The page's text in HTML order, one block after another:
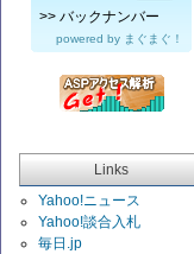
>> バックナンバー
powered by まぐまぐ！
Links
Yahoo!ニュース
Yahoo!談合入札
毎日.jp